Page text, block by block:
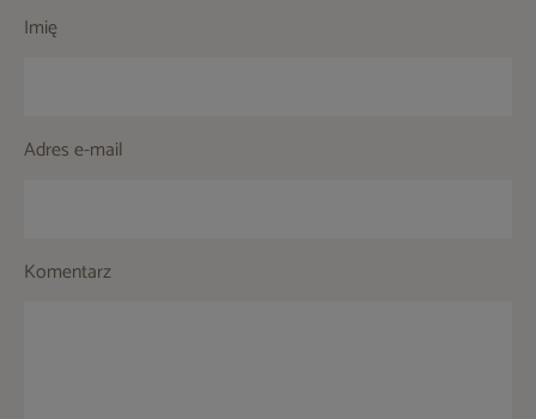
Imię
Adres e-mail
Komentarz